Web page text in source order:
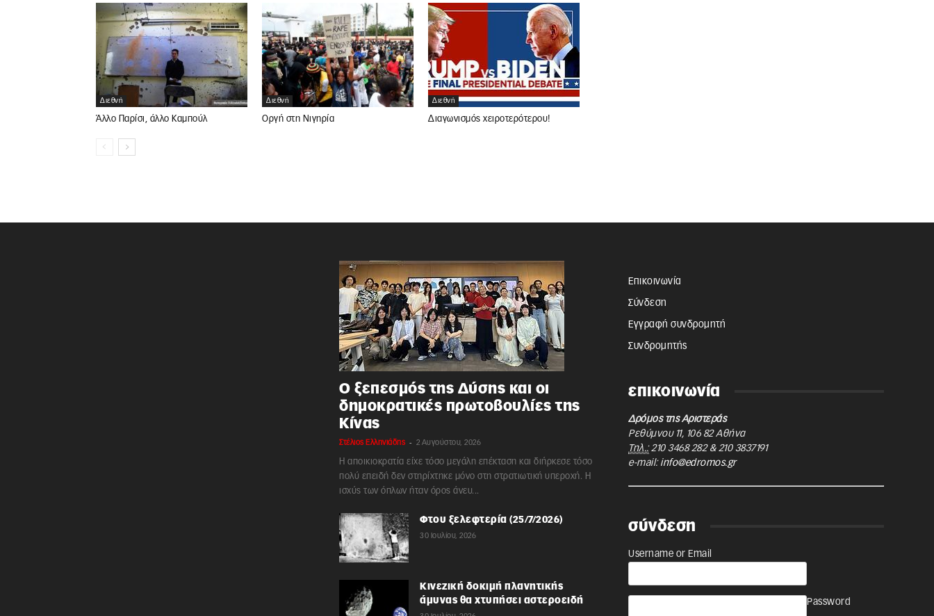
Διεθνή
Άλλο Παρίσι, άλλο Καμπούλ
Διεθνή
Οργή στη Νιγηρία
Διεθνή
Διαγωνισμός χειροτερότερου!
Ο ξεπεσμός της Δύσης και οι
δημοκρατικές πρωτοβουλίες της
Κίνας
Στέλιος Ελληνιάδης - 2 Αυγούστου, 2026
Η αποικιοκρατία είχε τόσο μεγάλη επέκταση και διήρκεσε τόσο
πολύ επειδή δεν στηρίχτηκε μόνο στη στρατιωτική υπεροχή. Η
ισχύς των όπλων ήταν όρος άνευ...
Φτου ξελεφτερία (25/7/2026)
30 Ιουλίου, 2026
Κινεζική δοκιμή πλανητικής
άμυνας θα χτυπήσει αστεροειδή
Επικοινωνία
Σύνδεση
Εγγραφή συνδρομητή
Συνδρομητής
επικοινωνία
Δρόμος της Αριστεράς
Ρεθύμνου 11, 106 82 Αθήνα
Τηλ.: 210 3468 282& 210 3837191
e-mail: info@edromos.gr
σύνδεση
Username or Email
Password